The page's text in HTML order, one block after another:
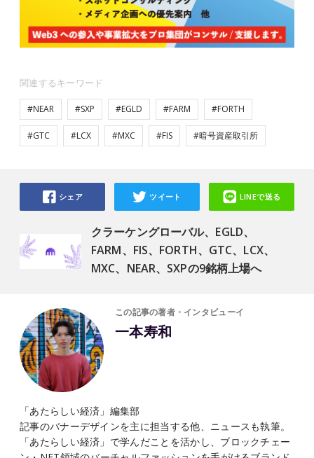
関連するキーワード
#NEAR #SXP #EGLD #FARM #FORTH
#GTC #LCX #MXC #FIS #暗号資産取引所
クラーケングローバル、EGLD、
FARM、FIS、FORTH、GTC、LCX、
MXC、NEAR、SXPの9銘柄上場へ
シェア ツイート LINEで送る
この記事の著者・インタビューイ
一本寿和
「あたらしい経済」編集部
記事のバナーデザインを主に担当する他、ニュースも執筆。
「あたらしい経済」で学んだことを活かし、ブロックチェー